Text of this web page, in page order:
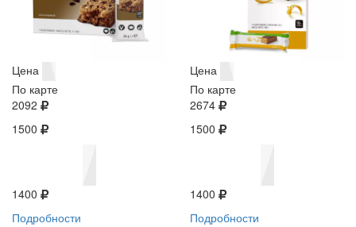
Цена
По карте
2092
1500
1400
Подробности
Цена
По карте
2674
1500
1400
Подробности